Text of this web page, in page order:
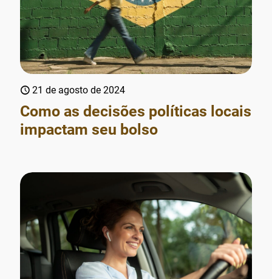
21 de agosto de 2024
Como as decisões políticas locais
impactam seu bolso